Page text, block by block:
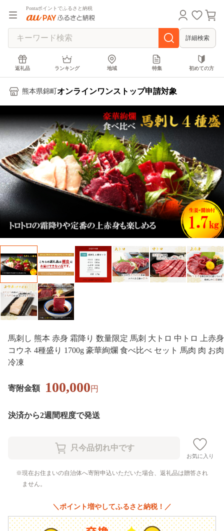
Pontaポイントでふるさと納税
詳細検索
返礼品 ランキング 地域 特集 初めての方
熊本県錦町 オンラインワンストップ申請対象
馬刺し 熊本 赤身 霜降り 数量限定 馬刺 大トロ 中トロ 上赤身
コウネ 4種盛り 1700g 豪華絢爛 食べ比べ セット 馬肉 肉 お肉
冷凍
寄附金額 100,000円
決済から2週間程度で発送
お気に入り
現在お住まいの自治体へ寄附申込いただいた場合、返礼品は贈答され
ません。
＼ポイント増やしてふるさと納税！／